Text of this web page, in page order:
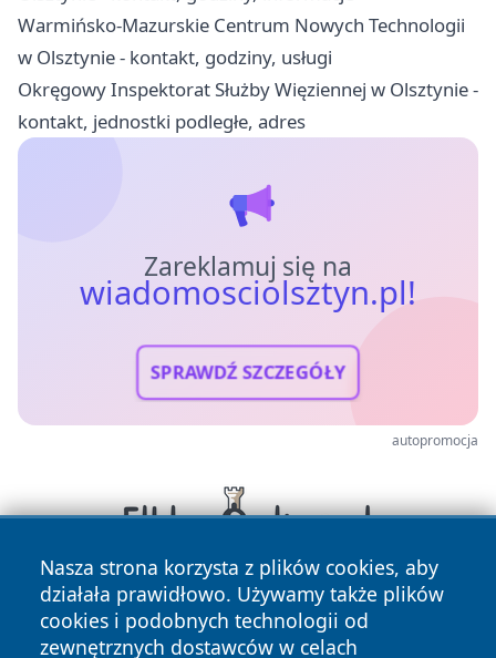
Warmińsko-Mazurskie Centrum Nowych Technologii
w Olsztynie - kontakt, godziny, usługi
Okręgowy Inspektorat Służby Więziennej w Olsztynie -
kontakt, jednostki podległe, adres
Zareklamuj się na
wiadomosciolsztyn.pl!
SPRAWDŹ SZCZEGÓŁY
autopromocja
Nasza strona korzysta z plików cookies, aby
działała prawidłowo. Używamy także plików
cookies i podobnych technologii od
zewnętrznych dostawców w celach